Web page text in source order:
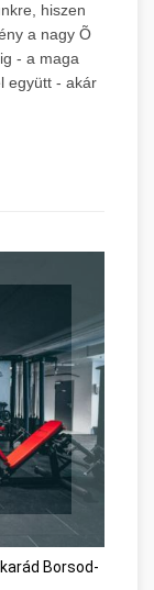
hiszen
a nagy Õ
- a maga
együtt - akár
Borsod-